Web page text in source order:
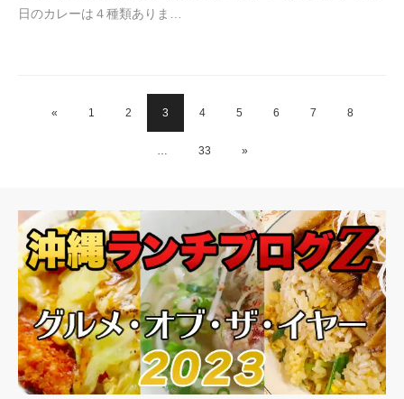
日のカレーは４種類ありま…
« 1 2 3 4 5 6 7 8
… 33 »